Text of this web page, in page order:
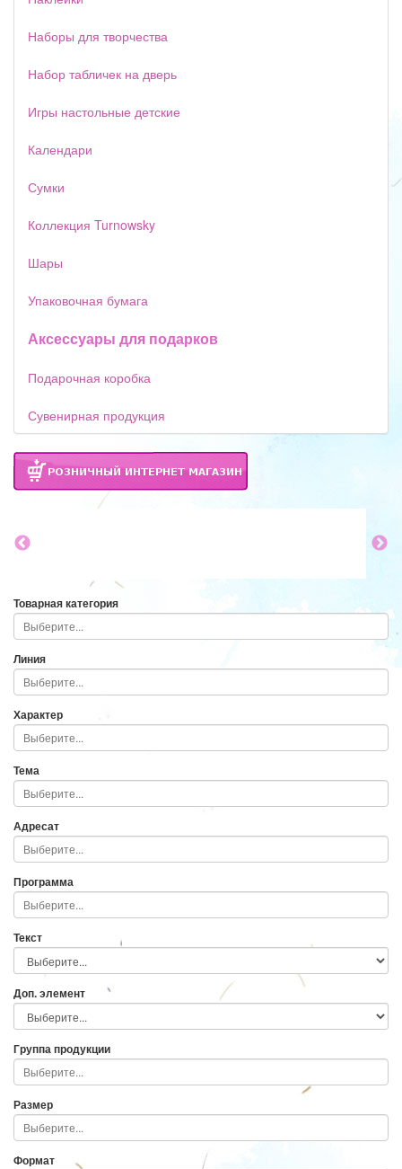
Наборы для творчества
Набор табличек на дверь
Игры настольные детские
Календари
Сумки
Коллекция Turnowsky
Шары
Упаковочная бумага
Аксессуары для подарков
Подарочная коробка
Сувенирная продукция
Товарная категория
Линия
Характер
Тема
Адресат
Программа
Текст
Доп. элемент
Группа продукции
Размер
Формат